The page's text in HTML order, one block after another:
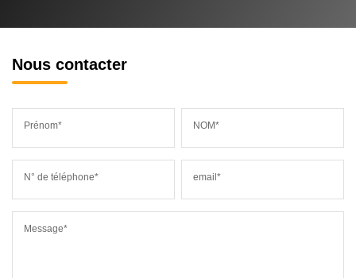
Nous contacter
Prénom* NOM*
N° de téléphone* email*
Message*